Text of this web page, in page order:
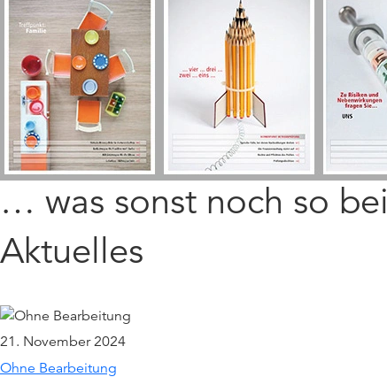
… was sonst noch so bei
Aktuelles
21. November 2024
Ohne Bearbeitung